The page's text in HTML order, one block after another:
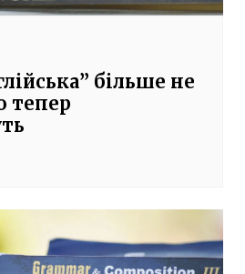
більше не
тепер